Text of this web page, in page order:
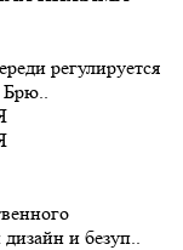
регулируется
Брю..
и безуп..